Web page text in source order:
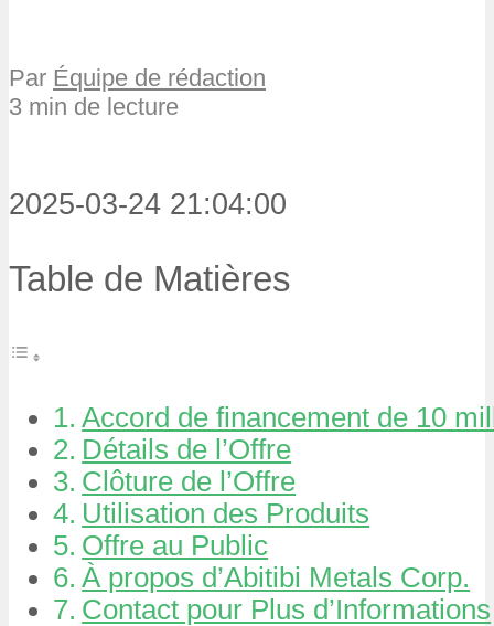
Par Équipe de rédaction
3 min de lecture
2025-03-24 21:04:00
Table de Matières
Accord de financement de 10
Détails de l’Offre
Clôture de l’Offre
Utilisation des Produits
Offre au Public
À propos d’Abitibi Metals Corp.
Contact pour Plus d’Informations